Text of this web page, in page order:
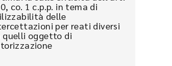
co. 1 c.p.p. in tema di
delle
per reati diversi
quelli oggetto di